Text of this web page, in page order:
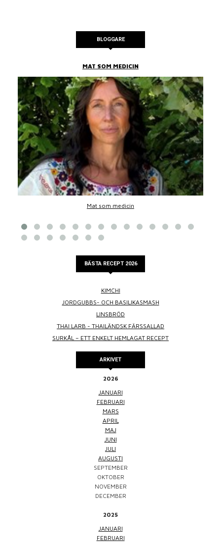
BLOGGARE
MAT SOM MEDICIN
Mat som medicin
BÄSTA RECEPT 2026
KIMCHI
JORDGUBBS- OCH BASILIKASMASH
LINSBRÖD
THAI LARB - THAILÄNDSK FÄRSSALLAD
SURKÅL – ETT ENKELT HEMLAGAT RECEPT
ARKIVET
2026
JANUARI
FEBRUARI
MARS
APRIL
MAJ
JUNI
JULI
AUGUSTI
SEPTEMBER
OKTOBER
NOVEMBER
DECEMBER
2025
JANUARI
FEBRUARI